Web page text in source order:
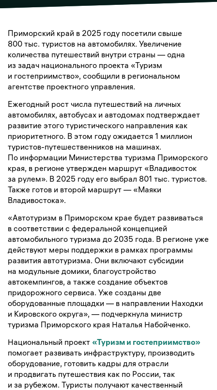
Приморский край в 2025 году посетили свыше
800 тыс. туристов на автомобилях. Увеличение
количества путешествий внутри страны — одна
из задач национального проекта «Туризм
и гостеприимство», сообщили в региональном
агентстве проектного управления.
Ежегодный рост числа путешествий на личных
автомобилях, автобусах и автодомах подтверждает
развитие этого туристического направления как
приоритетного. В этом году ожидается 1 миллион
туристов-путешественников на машинах.
По информации Министерства туризма Приморского
края, в регионе утвержден маршрут «Владивосток
за рулем». В 2025 году его выбрал 801 тыс. туристов.
Также готов и второй маршрут — «Маяки
Владивостока».
«Автотуризм в Приморском крае будет развиваться
в соответствии с федеральной концепцией
автомобильного туризма до 2035 года. В регионе уже
действуют меры поддержки в рамках программы
развития автотуризма. Они включают субсидии
на модульные домики, благоустройство
автокемпингов, а также создание объектов
придорожного сервиса. Уже созданы две
оборудованные площадки — в направлении Находки
и Кировского округа», — подчеркнула министр
туризма Приморского края Наталья Набойченко.
Национальный проект «Туризм и гостеприимство»
помогает развивать инфраструктуру, производить
оборудование, готовить кадры для отрасли
и продвигать путешествия как по России, так
и за рубежом. Туристы получают качественный